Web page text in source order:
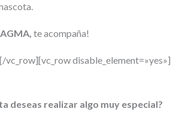
, te acompaña!
disable_element=»yes»]
deseas realizar algo muy especial?